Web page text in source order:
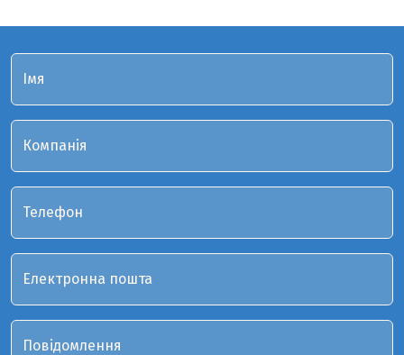
Імя
Компанія
Телефон
Електронна пошта
Повідомлення